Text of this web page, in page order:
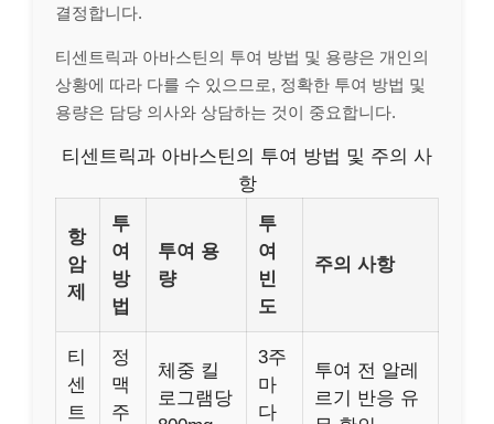
결정합니다.
티센트릭과 아바스틴의 투여 방법 및 용량은 개인의
상황에 따라 다를 수 있으므로, 정확한 투여 방법 및
용량은 담당 의사와 상담하는 것이 중요합니다.
티센트릭과 아바스틴의 투여 방법 및 주의 사
항
항
암
제
투
여
방
법
투여 용
량
투
여
빈
도
주의 사항
티
센
트
정
맥
주
체중 킬
로그램당
3주
마
다
투여 전 알레
르기 반응 유